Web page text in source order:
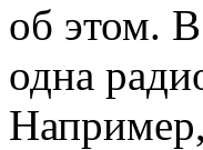
об этом.
одна